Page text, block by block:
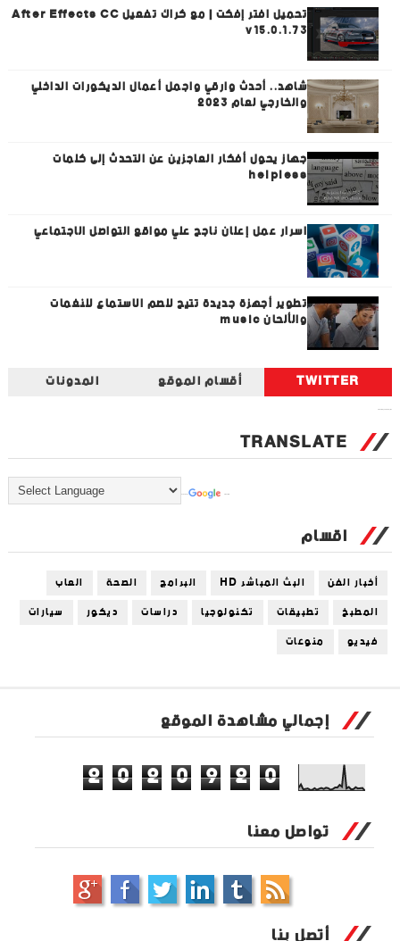
تحميل افتر إفكت | مع كراك تفعيل After Effects CC
v15.0.1.73
شاهد.. أحدث وارقي واجمل أعمال الديكورات الداخلي
والخارجي لعام 2023
جهاز يحول أفكار العاجزين عن التحدث إلى كلمات
helpless
اسرار عمل إعلان ناجح علي مواقع التواصل الاجتماعي
تطوير أجهزة جديدة تتيح للصم الاستماع للنغمات
والألحان music
TWITTER أقسام الموقع المدونات
TRANSLATE
اقسام
أخبار الفن البث المباشر HD البرامج الصحة
العاب
المطبخ
تطبيقات تكنولوجيا دراسات ديكور
سيارات
فيديو
منوعات
إجمالي مشاهدة الموقع
2 0 2 0 9 2 0
تواصل معنا